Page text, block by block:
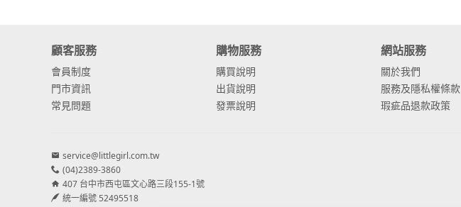
- 日本繡球花
- 重瓣繡球花
- 其他繡球花
- 滿天星⧸木滿天星
- 黑種草⧸東方黑種
顧客服務
會員制度
門市資訊
常見問題
購物服務
購買說明
出貨說明
發票說明
網站服務
關於我們
服務及隱私權條款
瑕疵品退款政策
service@littlegirl.com.tw
(04)2389-3860
407 台中市西屯區文心路三段155-1號
統一編號 52495518